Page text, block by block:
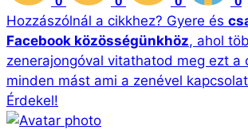
Hozzászólnál a cikkhez? Gyere és
Facebook közösségünkhöz, ahol
zenerajongóval vitathatod meg ezt a
minden mást ami a zenével
Érdekel!